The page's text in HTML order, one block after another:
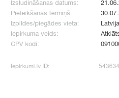
Izsludināšanas datums:
Pieteikšanās termiņš:
Izpildes/piegādes vieta:
Latvija
Iepirkuma veids:
CPV kodi:
Iepirkumi.lv ID: